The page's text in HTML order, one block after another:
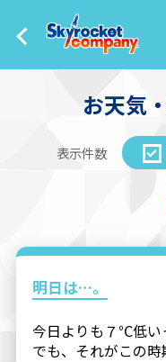
お天気
表示件数
明日は…。
今日よりも７℃低い
でも、それがこの